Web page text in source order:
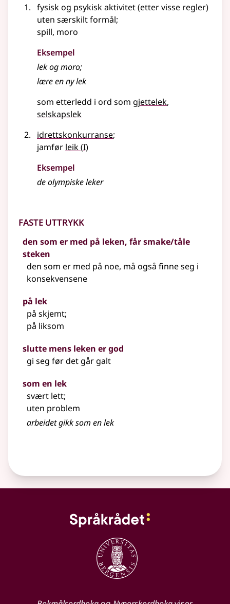
fysisk og psykisk aktivitet (etter visse regler)
uten særskilt formål;
spill, moro
Eksempel
lekog moro;
lære en nylek
som etterledd i ord som gjettelek
selskapslek
idrettskonkurranse;
jamfør leik(1
I)
Eksempel
de olympiskeleker
Faste uttrykk
den som er med på leken, får smake/tåle
steken
den som er med på noe, må også finne seg i
konsekvensene
på lek
på skjemt;
på liksom
slutte mens leken er god
gi seg før det går galt
som en lek
svært lett;
uten problem
arbeidet gikk som enlek